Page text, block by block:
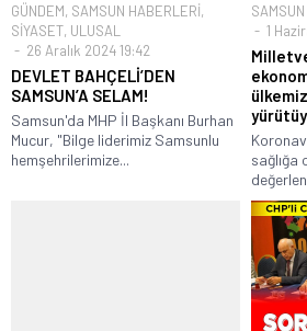
GÜNDEM, SAMSUN HABERLERİ,
SİYASET, ULUSAL
26 Aralık 2024 19:42
DEVLET BAHÇELİ’DEN
SAMSUN’A SELAM!
Samsun'da MHP İl Başkanı Burhan
Mucur, "Bilge liderimiz Samsunlu
hemşehrilerimize...
1
sağlığa